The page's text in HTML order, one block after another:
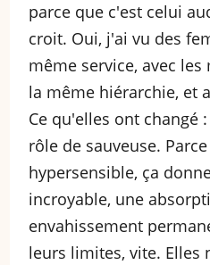
parce que c'est celui
croit. Oui, j'ai vu des
même service, avec
la même hiérarchie, et
Ce qu'elles ont changé
rôle de sauveuse.
hypersensible, ça
incroyable, une
envahissement
leurs limites, vite. Elles